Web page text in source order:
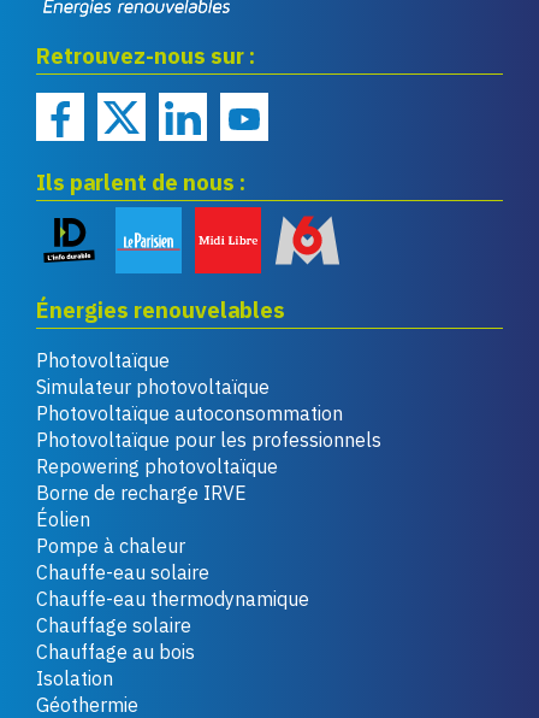
renouvelables
Retrouvez-nous sur :
Ils parlent de nous :
Énergies renouvelables
Photovoltaïque
Simulateur photovoltaïque
Photovoltaïque autoconsommation
Photovoltaïque pour les professionnels
Repowering photovoltaïque
Borne de recharge IRVE
Éolien
Pompe à chaleur
Chauffe-eau solaire
Chauffe-eau thermodynamique
Chauffage solaire
Chauffage au bois
Isolation
Géothermie